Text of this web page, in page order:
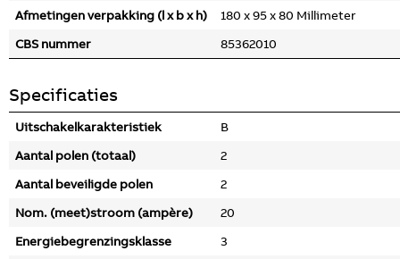
Afmetingen verpakking (l x b x h)
180 x 95 x 80 Millimeter
CBS nummer
85362010
Specificaties
Uitschakelkarakteristiek
B
Aantal polen (totaal)
2
Aantal beveiligde polen
2
Nom. (meet)stroom (ampère)
20
Energiebegrenzingsklasse
3